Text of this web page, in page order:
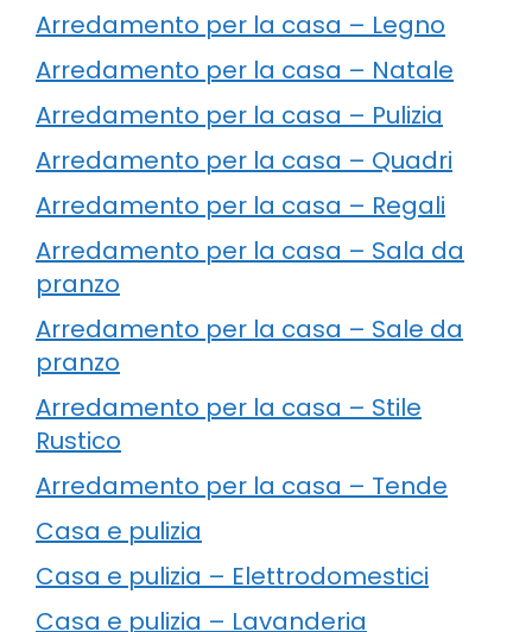
Arredamento per la casa – Legno
Arredamento per la casa – Natale
Arredamento per la casa – Pulizia
Arredamento per la casa – Quadri
Arredamento per la casa – Regali
Arredamento per la casa – Sala da
pranzo
Arredamento per la casa – Sale da
pranzo
Arredamento per la casa – Stile
Rustico
Arredamento per la casa – Tende
Casa e pulizia
Casa e pulizia – Elettrodomestici
Casa e pulizia – Lavanderia